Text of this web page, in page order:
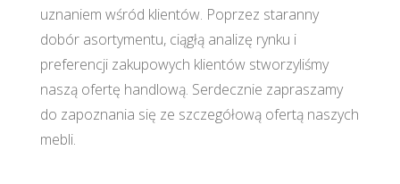
uznaniem wśród klientów. Poprzez staranny
dobór asortymentu, ciągłą analizę rynku i
preferencji zakupowych klientów stworzyliśmy
naszą ofertę handlową. Serdecznie zapraszamy
do zapoznania się ze szczegółową ofertą naszych
mebli.